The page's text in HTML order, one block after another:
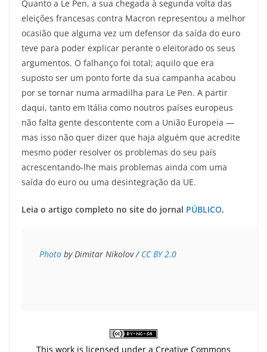
Quanto a Le Pen, a sua chegada à segunda volta das
eleições francesas contra Macron representou a melhor
ocasião que alguma vez um defensor da saída do euro
teve para poder explicar perante o eleitorado os seus
argumentos. O falhanço foi total; aquilo que era
suposto ser um ponto forte da sua campanha acabou
por se tornar numa armadilha para Le Pen. A partir
daqui, tanto em Itália como noutros países europeus
não falta gente descontente com a União Europeia —
mas isso não quer dizer que haja alguém que acredite
mesmo poder resolver os problemas do seu país
acrescentando-lhe mais problemas ainda com uma
saída do euro ou uma desintegração da UE.
Leia o artigo completo no site do jornal PÚBLICO.
Photo by Dimitar Nikolov / CC BY 2.0
This work is licensed under a Creative Commons